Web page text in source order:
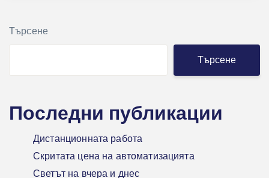
Търсене
Търсене
Последни публикации
Дистанционната работа
Скритата цена на автоматизацията
Светът на вчера и днес